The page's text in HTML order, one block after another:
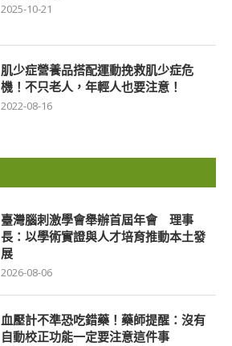
2025-10-21
肌少症營養品搭配運動挽救肌少症危
機！不只老人，年輕人也要注意！
2022-08-16
臺灣腦刺激學會舉辦首屆年會 理事
長：以學術實證與人才培育推動本土發
展
2026-08-06
血壓計不準恐吃錯藥！藥師提醒：沒有
自動校正功能一定要注意這件事